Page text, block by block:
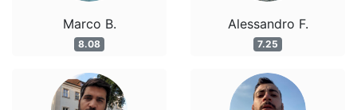
Marco B.
8.08
Alessandro F.
7.25